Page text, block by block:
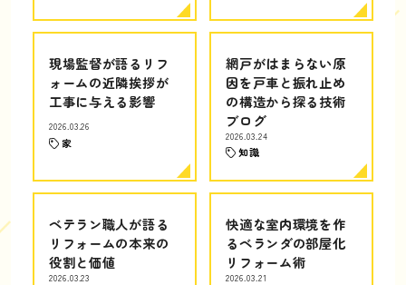
現場監督が語るリフ
ォームの近隣挨拶が
工事に与える影響
2026.03.26
家
網戸がはまらない原
因を戸車と振れ止め
の構造から探る技術
ブログ
2026.03.24
知識
ベテラン職人が語る
リフォームの本来の
役割と価値
2026.03.23
快適な室内環境を作
るベランダの部屋化
リフォーム術
2026.03.21